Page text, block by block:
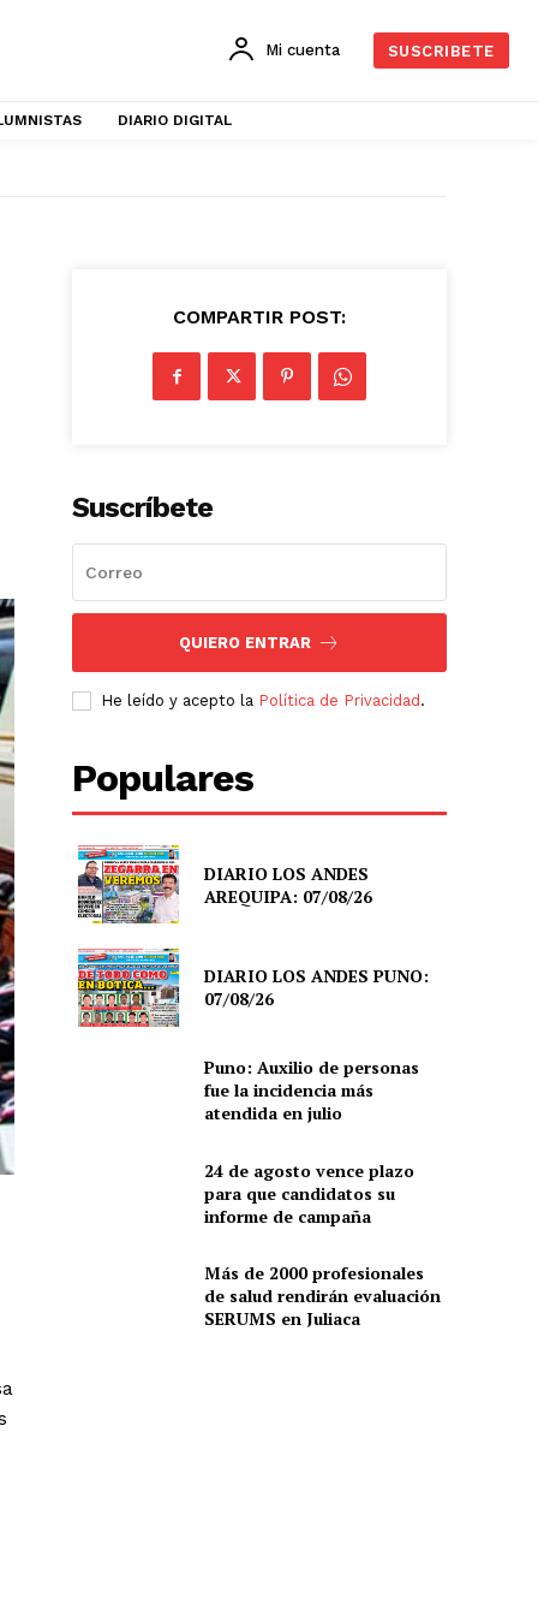
Mi cuenta SUSCRIBETE
DIARIO DIGITAL
COMPARTIR POST:
Suscríbete
QUIERO ENTRAR
He leído y acepto la Política de Privacidad .
Populares
DIARIO LOS ANDES
AREQUIPA: 07/08/26
DIARIO LOS ANDES PUNO:
07/08/26
Puno: Auxilio de personas
fue la incidencia más
atendida en julio
24 de agosto vence plazo
para que candidatos su
informe de campaña
Más de 2000 profesionales
de salud rendirán evaluación
SERUMS en Juliaca